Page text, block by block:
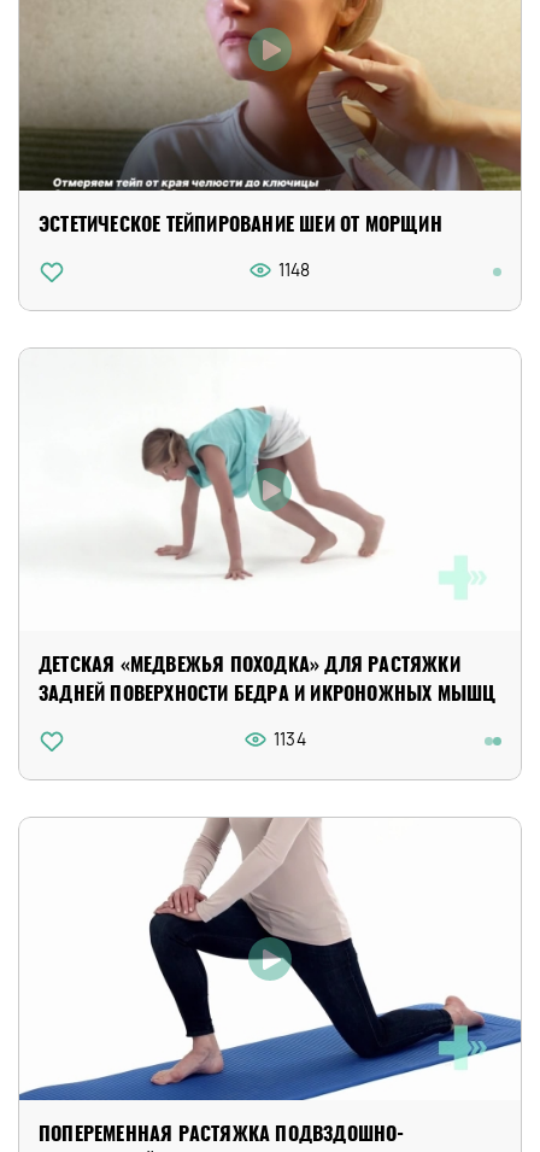
ЭСТЕТИЧЕСКОЕ ТЕЙПИРОВАНИЕ ШЕИ ОТ МОРЩИН
1148
ДЕТСКАЯ «МЕДВЕЖЬЯ ПОХОДКА» ДЛЯ РАСТЯЖКИ
ЗАДНЕЙ ПОВЕРХНОСТИ БЕДРА И ИКРОНОЖНЫХ МЫШЦ
1134
ПОПЕРЕМЕННАЯ РАСТЯЖКА ПОДВЗДОШНО-